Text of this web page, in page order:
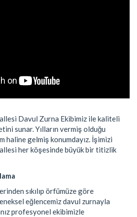
Davul Zurna Ekibimiz ile kaliteli
sunar. Yılların vermiş olduğu
haline gelmiş konumdayız. İşimizi
her köşesinde büyük bir titizlik
sıkılıp örfümüze göre
eğlencemiz davul zurnayla
profesyonel ekibimizle